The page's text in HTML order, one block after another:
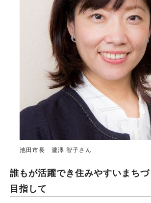
池田市長 瀧澤 智子さん
誰もが活躍でき住みやすいまち
目指して